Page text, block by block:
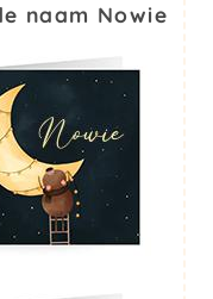
naam Nowie